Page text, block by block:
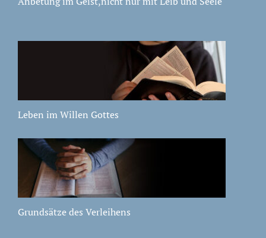
Leben im Willen Gottes
Grundsätze des Verleihens